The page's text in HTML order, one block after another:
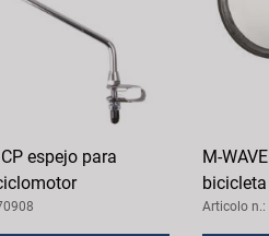
espejo para
M-
bicicleta
Articolo n.: